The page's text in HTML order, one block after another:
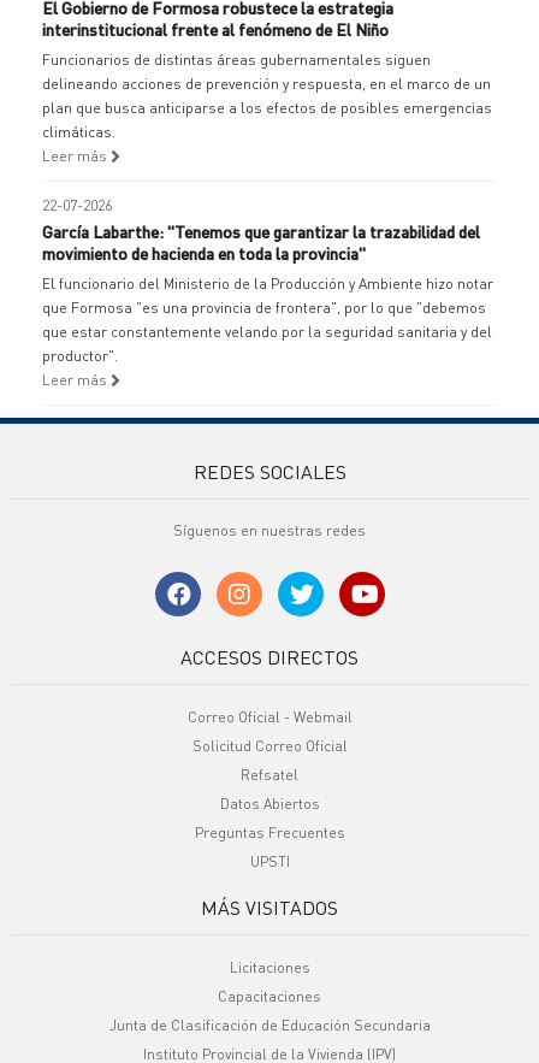
El Gobierno de Formosa robustece la estrategia
interinstitucional frente al fenómeno de El Niño
Funcionarios de distintas áreas gubernamentales siguen
delineando acciones de prevención y respuesta, en el marco de un
plan que busca anticiparse a los efectos de posibles emergencias
climáticas.
Leer más
22-07-2026
García Labarthe: "Tenemos que garantizar la trazabilidad del
movimiento de hacienda en toda la provincia"
El funcionario del Ministerio de la Producción y Ambiente hizo notar
que Formosa "es una provincia de frontera", por lo que "debemos
que estar constantemente velando por la seguridad sanitaria y del
productor".
Leer más
REDES SOCIALES
Síguenos en nuestras redes
ACCESOS DIRECTOS
Correo Oficial - Webmail
Solicitud Correo Oficial
Refsatel
Datos Abiertos
Preguntas Frecuentes
UPSTI
MÁS VISITADOS
Licitaciones
Capacitaciones
Junta de Clasificación de Educación Secundaria
Instituto Provincial de la Vivienda (IPV)